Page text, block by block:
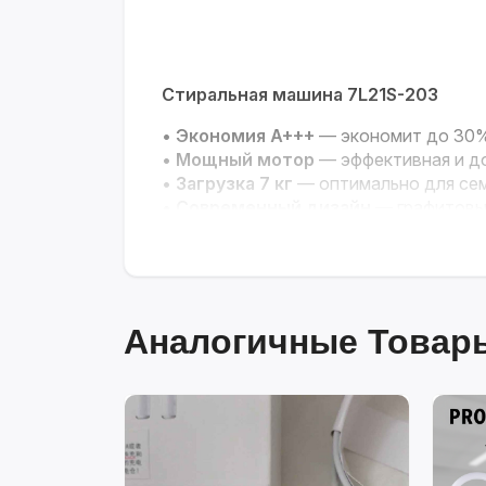
Стиральная машина 7L21S-203
• Экономия A+++ — экономит до
• Мощный мотор — эффективная и
• Загрузка 7 кг — оптимально для
— сенсорная
Аналогичные